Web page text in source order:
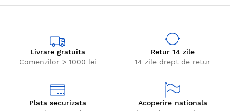
Livrare gratuita
Comenzilor > 1000 lei
Retur 14 zile
14 zile drept de retur
Plata securizata
Acoperire nationala